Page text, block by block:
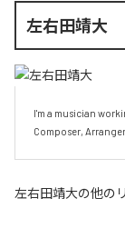
左右田靖大
I'm a musician
Composer,
左右田靖大の他の